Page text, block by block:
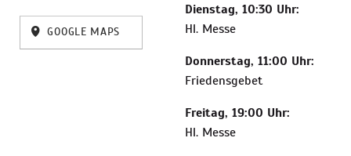
GOOGLE MAPS
Dienstag, 10:30 Uhr:
Hl. Messe
Donnerstag, 11:00 Uhr:
Friedensgebet
Freitag, 19:00 Uhr:
Hl. Messe